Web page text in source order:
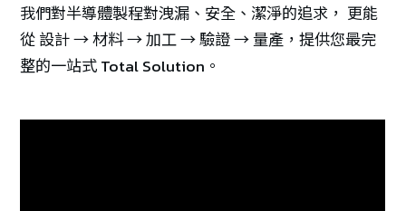
我們對半導體製程對洩漏、安全、潔淨的追求， 更能
從 設計 → 材料 → 加工 → 驗證 → 量產，提供您最完
整的一站式 Total Solution。